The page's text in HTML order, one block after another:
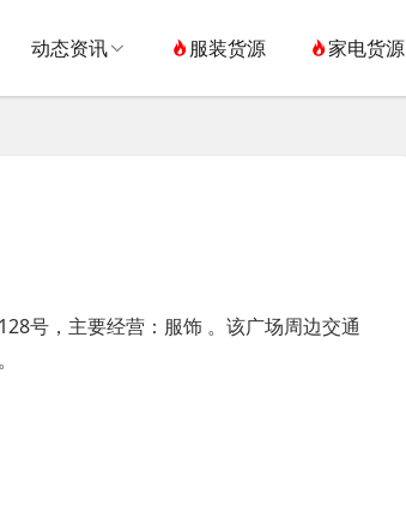
动态资讯 服装货源 家电货源
号，主要经营：服饰 。该广场周边交通